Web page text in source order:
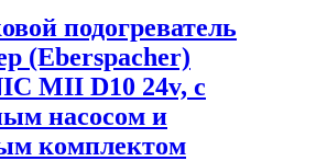
подогреватель
(Eberspacher)
MII D10 24v, с
насосом и
комплектом